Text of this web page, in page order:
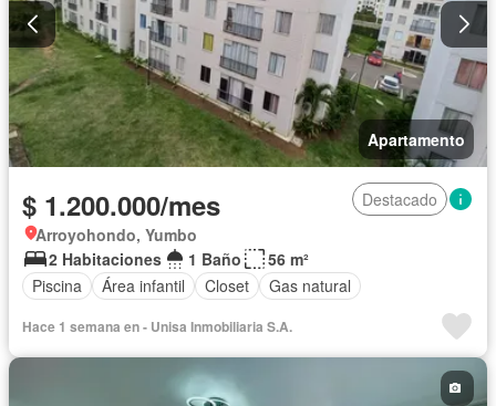
Apartamento
$ 1.200.000/mes
Destacado
Arroyohondo, Yumbo
2 Habitaciones
1 Baño
56 m²
Piscina
Área infantil Closet Gas natural
Hace 1 semana en - Unisa Inmobiliaria S.A.